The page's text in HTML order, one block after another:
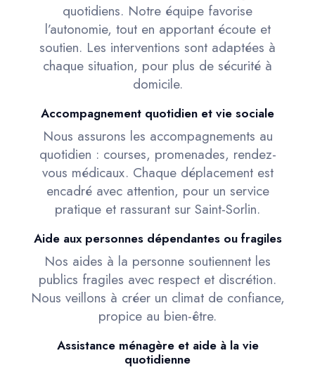
quotidiens. Notre équipe favorise
l’autonomie, tout en apportant écoute et
soutien. Les interventions sont adaptées à
chaque situation, pour plus de sécurité à
domicile.
Accompagnement quotidien et vie sociale
Nous assurons les accompagnements au
quotidien : courses, promenades, rendez-
vous médicaux. Chaque déplacement est
encadré avec attention, pour un service
pratique et rassurant sur Saint-Sorlin.
Aide aux personnes dépendantes ou fragiles
Nos aides à la personne soutiennent les
publics fragiles avec respect et discrétion.
Nous veillons à créer un climat de confiance,
propice au bien-être.
Assistance ménagère et aide à la vie
quotidienne